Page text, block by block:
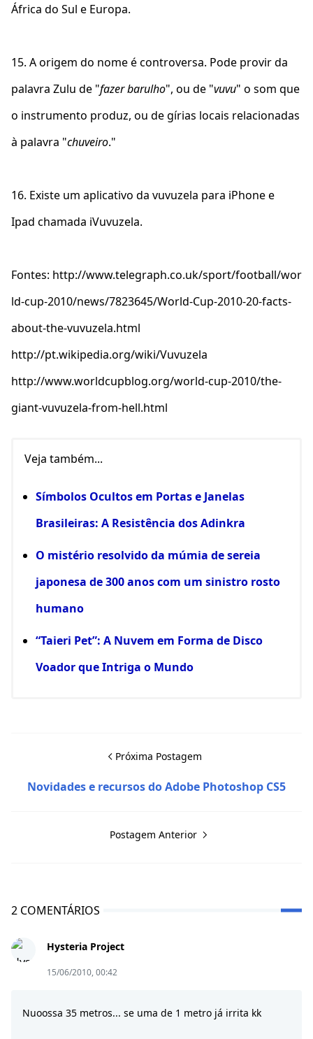
África do Sul e Europa.
15. A origem do nome é controversa. Pode provir da
palavra Zulu de "fazer barulho", ou de "vuvu" o som que
o instrumento produz, ou de gírias locais relacionadas
à palavra "chuveiro."
16. Existe um aplicativo da vuvuzela para iPhone e
Ipad chamada iVuvuzela.
Fontes: http://www.telegraph.co.uk/sport/football/wor
ld-cup-2010/news/7823645/World-Cup-2010-20-facts-
about-the-vuvuzela.html
http://pt.wikipedia.org/wiki/Vuvuzela
http://www.worldcupblog.org/world-cup-2010/the-
giant-vuvuzela-from-hell.html
Veja também...
Símbolos Ocultos em Portas e Janelas
Brasileiras: A Resistência dos Adinkra
O mistério resolvido da múmia de sereia
japonesa de 300 anos com um sinistro rosto
humano
“Taieri Pet”: A Nuvem em Forma de Disco
Voador que Intriga o Mundo
Próxima Postagem
Novidades e recursos do Adobe Photoshop CS5
Postagem Anterior
2 COMENTÁRIOS
Hysteria Project
15/06/2010, 00:42
Nuoossa 35 metros... se uma de 1 metro já irrita kk